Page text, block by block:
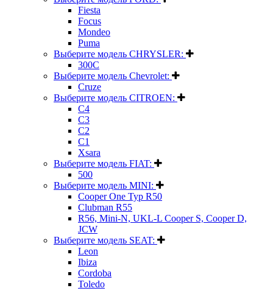
Fiesta
Focus
Mondeo
Puma
Выберите модель CHRYSLER:
300C
Выберите модель Chevrolet:
Cruze
Выберите модель CITROEN:
C4
C3
C2
C1
Xsara
Выберите модель FIAT:
500
Выберите модель MINI:
Cooper One Typ R50
Clubman R55
R56, Mini-N, UKL-L Cooper S, Cooper D,
JCW
Выберите модель SEAT:
Leon
Ibiza
Cordoba
Toledo